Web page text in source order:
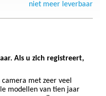
niet meer leverbaar
Als u zich registreert,
met zeer veel
modellen van tien jaar